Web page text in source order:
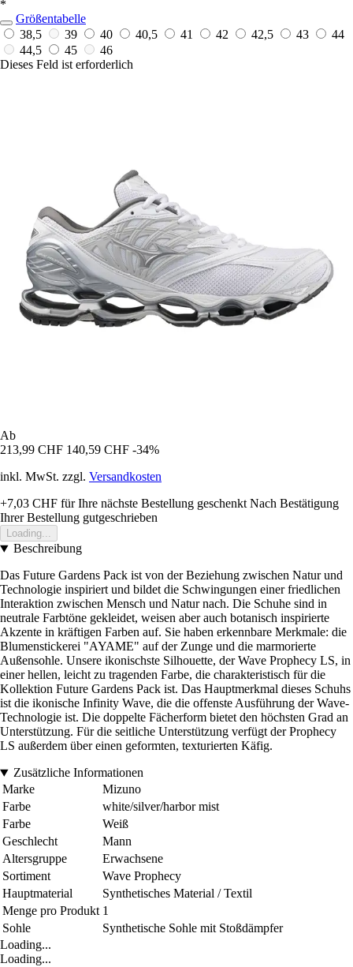
*
Größentabelle
38,5
39 40 40,5 41 42 42,5 43
44
44,5
45
46
Dieses Feld ist erforderlich
Ab
213,99 CHF 140,59 CHF -34%
inkl. MwSt. zzgl. Versandkosten
+7,03 CHF für Ihre nächste Bestellung geschenkt Nach Bestätigung
Ihrer Bestellung gutgeschrieben
Loading...
Beschreibung
Das Future Gardens Pack ist von der Beziehung zwischen Natur und
Technologie inspiriert und bildet die Schwingungen einer friedlichen
Interaktion zwischen Mensch und Natur nach. Die Schuhe sind in
neutrale Farbtöne gekleidet, weisen aber auch botanisch inspirierte
Akzente in kräftigen Farben auf. Sie haben erkennbare Merkmale: die
Blumenstickerei "AYAME" auf der Zunge und die marmorierte
Außensohle. Unsere ikonischste Silhouette, der Wave Prophecy LS, in
einer hellen, leicht zu tragenden Farbe, die charakteristisch für die
Kollektion Future Gardens Pack ist. Das Hauptmerkmal dieses Schuhs
ist die ikonische Infinity Wave, die die offenste Ausführung der Wave-
Technologie ist. Die doppelte Fächerform bietet den höchsten Grad an
Unterstützung. Für die seitliche Unterstützung verfügt der Prophecy
LS außerdem über einen geformten, texturierten Käfig.
Zusätzliche Informationen
Marke
Mizuno
Farbe
white/silver/harbor mist
Farbe
Weiß
Geschlecht
Mann
Altersgruppe
Erwachsene
Sortiment
Wave Prophecy
Hauptmaterial
Synthetisches Material / Textil
Menge pro Produkt 1
Sohle
Synthetische Sohle mit Stoßdämpfer
Loading...
Loading...